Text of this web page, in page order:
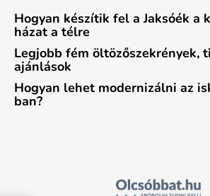
Hogyan készítik fel a Jaksóék a
házat a télre
Legjobb fém öltözőszekrények,
ajánlások
Hogyan lehet modernizálni az
ban?